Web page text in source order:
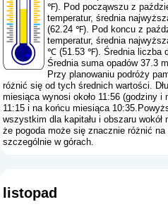
℉). Pod począwszu z
temperatur, średnia
(62.24 ℉). Pod koncu z
temperatur, średnia
℃ (51.53 ℉). Średnia liczba
Średnia suma opadów 37.3
Przy planowaniu podróży
różnić się od tych średnich wartości.
miesiąca wynosi około 11:56 (godziny i
11:15 i na końcu miesiąca
wszystkim dla kapitału i obszaru
że pogoda może się znacznie różnić
szczególnie w górach.
listopad